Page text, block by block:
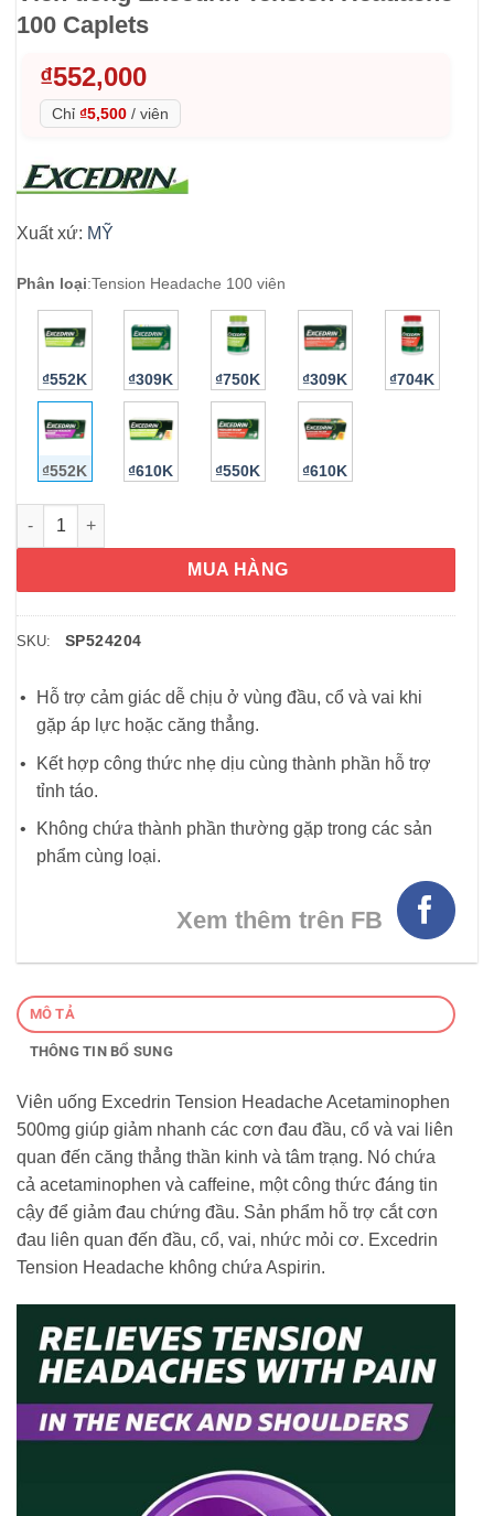
100 Caplets
₫552,000
Chỉ ₫5,500 / viên
Xuất xứ: MỸ
Phân loại:Tension Headache 100 viên
₫552K ₫309K ₫750K ₫309K ₫704K
₫552K ₫610K ₫550K ₫610K
Viên uống Excedrin Tension Headache 100 Caplets số lượng
MUA HÀNG
SKU: SP524204
Hỗ trợ cảm giác dễ chịu ở vùng đầu, cổ và vai khi
gặp áp lực hoặc căng thẳng.
Kết hợp công thức nhẹ dịu cùng thành phần hỗ trợ
tỉnh táo.
Không chứa thành phần thường gặp trong các sản
phẩm cùng loại.
Xem thêm trên FB
MÔ TẢ
THÔNG TIN BỔ SUNG
Viên uống Excedrin Tension Headache Acetaminophen
500mg giúp giảm nhanh các cơn đau đầu, cổ và vai liên
quan đến căng thẳng thần kinh và tâm trạng. Nó chứa
cả acetaminophen và caffeine, một công thức đáng tin
cậy để giảm đau chứng đầu. Sản phẩm hỗ trợ cắt cơn
đau liên quan đến đầu, cổ, vai, nhức mỏi cơ. Excedrin
Tension Headache không chứa Aspirin.